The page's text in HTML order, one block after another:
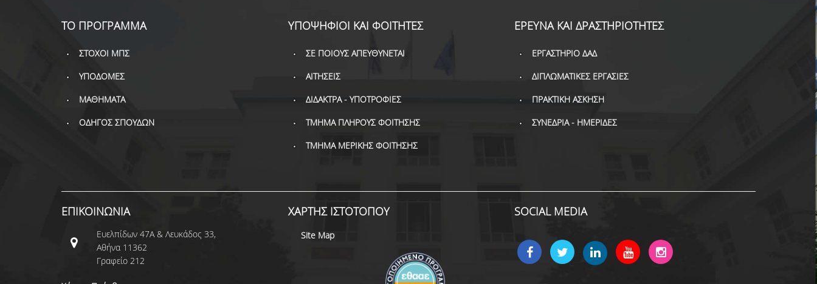
ΤΟ ΠΡΟΓΡΑΜΜΑ
ΣΤΟΧΟΙ ΜΠΣ
ΥΠΟΔΟΜΕΣ
ΜΑΘΗΜΑΤΑ
ΟΔΗΓΟΣ ΣΠΟΥΔΩΝ
ΥΠΟΨΗΦΙΟΙ ΚΑΙ ΦΟΙΤΗΤΕΣ
ΣΕ ΠΟΙΟΥΣ ΑΠΕΥΘΥΝΕΤΑΙ
ΑΙΤΗΣΕΙΣ
ΔΙΔΑΚΤΡΑ - ΥΠΟΤΡΟΦΙΕΣ
ΤΜΗΜΑ ΠΛΗΡΟΥΣ ΦΟΙΤΗΣΗΣ
ΤΜΗΜΑ ΜΕΡΙΚΗΣ ΦΟΙΤΗΣΗΣ
ΕΡΕΥΝΑ ΚΑΙ ΔΡΑΣΤΗΡΙΟΤΗΤΕΣ
ΕΡΓΑΣΤΗΡΙΟ ΔΑΔ
ΔΙΠΛΩΜΑΤΙΚΕΣ ΕΡΓΑΣΙΕΣ
ΠΡΑΚΤΙΚΗ ΑΣΚΗΣΗ
ΣΥΝΕΔΡΙΑ - ΗΜΕΡΙΔΕΣ
ΕΠΙΚΟΙΝΩΝΙΑ
Ευελπίδων 47Α & Λευκάδος 33,
Αθήνα 11362
Γραφείο 212
ΧΑΡΤΗΣ ΙΣΤΟΤΟΠΟΥ
Site Map
SOCIAL MEDIA